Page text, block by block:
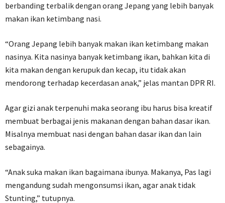
berbanding terbalik dengan orang Jepang yang lebih banyak
makan ikan ketimbang nasi.
“Orang Jepang lebih banyak makan ikan ketimbang makan
nasinya. Kita nasinya banyak ketimbang ikan, bahkan kita di
kita makan dengan kerupuk dan kecap, itu tidak akan
mendorong terhadap kecerdasan anak,” jelas mantan DPR RI.
Agar gizi anak terpenuhi maka seorang ibu harus bisa kreatif
membuat berbagai jenis makanan dengan bahan dasar ikan.
Misalnya membuat nasi dengan bahan dasar ikan dan lain
sebagainya.
“Anak suka makan ikan bagaimana ibunya. Makanya, Pas lagi
mengandung sudah mengonsumsi ikan, agar anak tidak
Stunting,” tutupnya.